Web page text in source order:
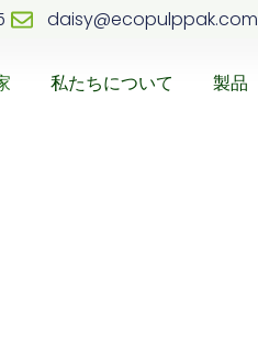
daisy@ecopulppak.com
私たちについて 製品